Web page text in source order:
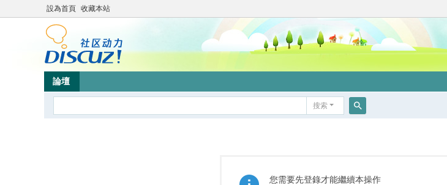
設為首頁 收藏本站
論壇
搜索
您需要先登錄才能繼續本操作